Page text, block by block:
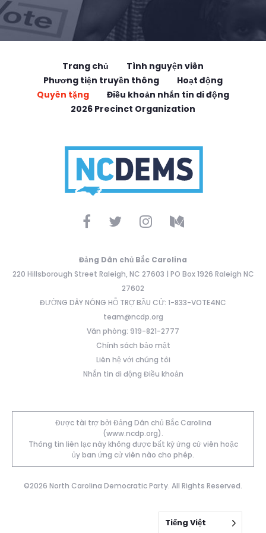
Trang chủ
Tình nguyện viên
Phương tiện truyền thông
Hoạt động
Quyên tặng
Điều khoản nhắn tin di động
2026 Precinct Organization
Đảng Dân chủ Bắc Carolina
220 Hillsborough Street Raleigh, NC 27603 | PO Box 1926 Raleigh NC
27602
ĐƯỜNG DÂY NÓNG HỖ TRỢ BẦU CỬ: 1-833-VOTE4NC
team@ncdp.org
Văn phòng: 919-821-2777
Chính sách bảo mật
Liên hệ với chúng tôi
Nhắn tin di động Điều khoản
Được tài trợ bởi Đảng Dân chủ Bắc Carolina
(www.ncdp.org).
Thông tin liên lạc này không được bất kỳ ứng cử viên hoặc
ủy ban ứng cử viên nào cho phép.
©2026 North Carolina Democratic Party. All Rights Reserved.
Tiếng Việt